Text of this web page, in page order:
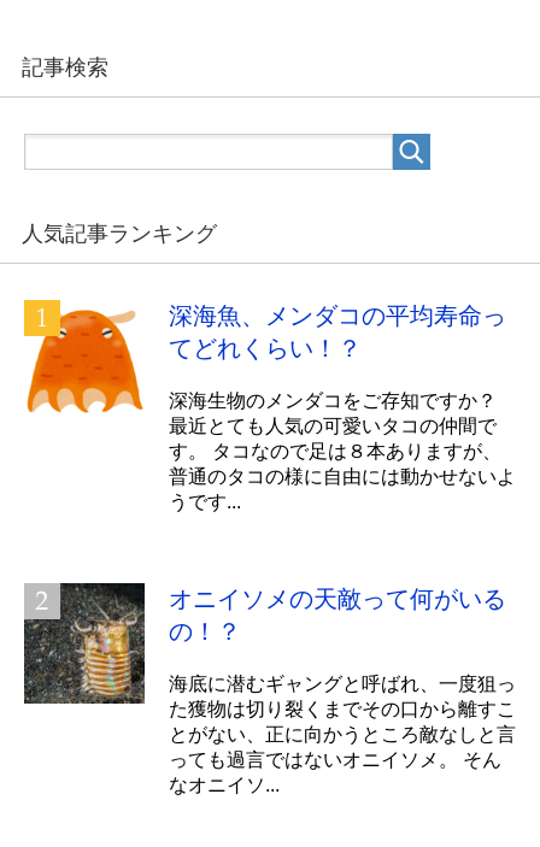
記事検索
人気記事ランキング
深海魚、メンダコの平均寿命っ
てどれくらい！？
深海生物のメンダコをご存知ですか？
最近とても人気の可愛いタコの仲間で
す。 タコなので足は８本ありますが、
普通のタコの様に自由には動かせないよ
うです...
オニイソメの天敵って何がいる
の！？
海底に潜むギャングと呼ばれ、一度狙っ
た獲物は切り裂くまでその口から離すこ
とがない、正に向かうところ敵なしと言
っても過言ではないオニイソメ。 そん
なオニイソ...